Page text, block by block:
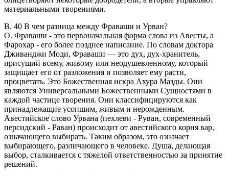
материальными творениями.
В. 40 В чем разница между Фраваши и Урван?
O. Фраваши - это первоначальная форма слова из Авесты, а
Фарохар - его более позднее написание. По словам доктора
Дживанджи Моди, Фраваши — это дух, дух-хранитель,
присущий всему, живому или неодушевленному, который
защищает его от разложения и позволяет ему расти,
процветать. Это Божественная искра Ахура Мазды. Они
являются Универсальными Божественными Сущностями в
каждой частице творения. Они классифицируются как
принадлежащие усопшим, живым и нерожденным.
Авестийское слово Урвана (пехлеви - Руван, современный
персидский - Раван) происходит от авестийского корня вар,
означающего выбирать. Таким образом, это означает
выбирающего, различающего в человеке. Душа, делающая
выбор, сталкивается с тяжелой ответственностью за принятие
решений.